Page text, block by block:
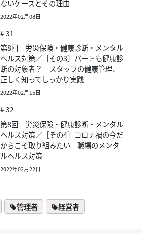
ないケースとその理由
2022年02月08日
# 31
第8回 労災保険・健康診断・メンタル
ヘルス対策／［その3］パートも健康診
断の対象者？ スタッフの健康管理、
正しく知ってしっかり実践
2022年02月15日
# 32
第8回 労災保険・健康診断・メンタル
ヘルス対策／［その4］コロナ禍の今だ
からこそ取り組みたい 職場のメンタ
ルヘルス対策
2022年02月22日
管理者 経営者